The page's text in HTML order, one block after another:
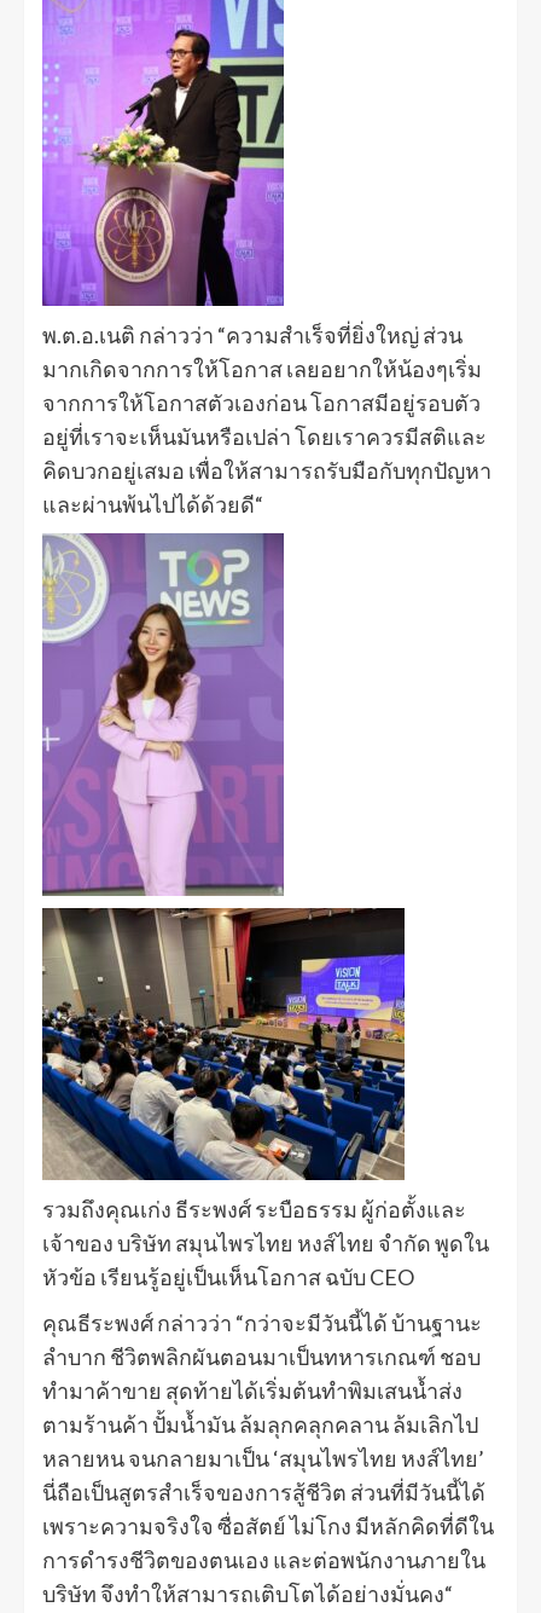
พ.ต.อ.เนติ กล่าวว่า “ความสำเร็จที่ยิ่งใหญ่ ส่วน
มากเกิดจากการให้โอกาส เลยอยากให้น้องๆเริ่ม
จากการให้โอกาสตัวเองก่อน โอกาสมีอยู่รอบตัว
อยู่ที่เราจะเห็นมันหรือเปล่า โดยเราควรมีสติและ
คิดบวกอยู่เสมอ เพื่อให้สามารถรับมือกับทุกปัญหา
และผ่านพ้นไปได้ด้วยดี“
รวมถึงคุณเก่ง ธีระพงศ์ ระบือธรรม ผู้ก่อตั้งและ
เจ้าของ บริษัท สมุนไพรไทย หงส์ไทย จำกัด พูดใน
หัวข้อ เรียนรู้อยู่เป็นเห็นโอกาส ฉบับ CEO
คุณธีระพงศ์ กล่าวว่า “กว่าจะมีวันนี้ได้ บ้านฐานะ
ลำบาก ชีวิตพลิกผันตอนมาเป็นทหารเกณฑ์ ชอบ
ทำมาค้าขาย สุดท้ายได้เริ่มต้นทำพิมเสนน้ำส่ง
ตามร้านค้า ปั้มน้ำมัน ล้มลุกคลุกคลาน ล้มเลิกไป
หลายหน จนกลายมาเป็น ‘สมุนไพรไทย หงส์ไทย’
นี่ถือเป็นสูตรสำเร็จของการสู้ชีวิต ส่วนที่มีวันนี้ได้
เพราะความจริงใจ ซื่อสัตย์ ไม่โกง มีหลักคิดที่ดีใน
การดำรงชีวิตของตนเอง และต่อพนักงานภายใน
บริษัท จึงทำให้สามารถเติบโตได้อย่างมั่นคง“